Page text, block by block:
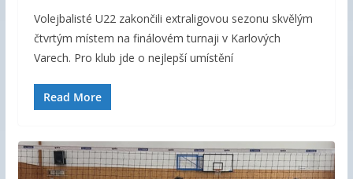
Volejbalisté U22 zakončili extraligovou sezonu skvělým
čtvrtým místem na finálovém turnaji v Karlových
Varech. Pro klub jde o nejlepší umístění
Read More